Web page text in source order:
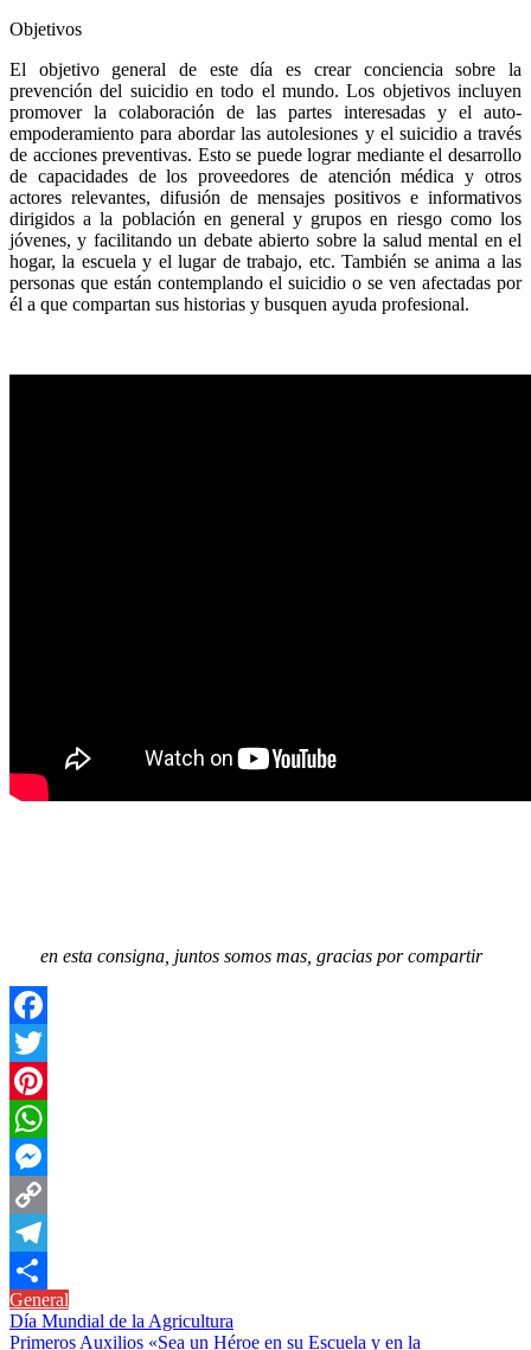
Objetivos
El objetivo general de este día es crear conciencia sobre la
prevención del suicidio en todo el mundo. Los objetivos incluyen
promover la colaboración de las partes interesadas y el auto-
empoderamiento para abordar las autolesiones y el suicidio a través
de acciones preventivas. Esto se puede lograr mediante el desarrollo
de capacidades de los proveedores de atención médica y otros
actores relevantes, difusión de mensajes positivos e informativos
dirigidos a la población en general y grupos en riesgo como los
jóvenes, y facilitando un debate abierto sobre la salud mental en el
hogar, la escuela y el lugar de trabajo, etc. También se anima a las
personas que están contemplando el suicidio o se ven afectadas por
él a que compartan sus historias y busquen ayuda profesional.
en esta consigna, juntos somos mas, gracias por compartir
Facebook
Twitter
Pinterest
WhatsApp
Messenger
Copy
Link
Telegram
Compartir
General
Navegación
Día Mundial de la Agricultura
Primeros Auxilios «Sea un Héroe en su Escuela y en la